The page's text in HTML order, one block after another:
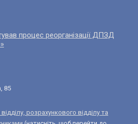
процес реорганізації ДПЗД
85
розрахункового відділу та